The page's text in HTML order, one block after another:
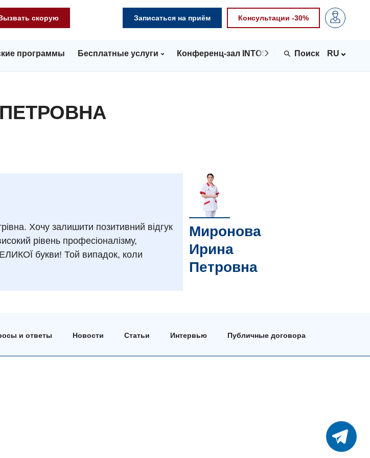
скорую Записаться на приём Консультации -30%
программы Бесплатные услуги Конференц-зал INTOSPACE Контакты
RU
Хочу залишити позитивний відгук
рівень професіоналізму,
букви! Той випадок, коли
Миронова
Ирина
Петровна
и ответы Новости Статьи Интервью Публичные договора